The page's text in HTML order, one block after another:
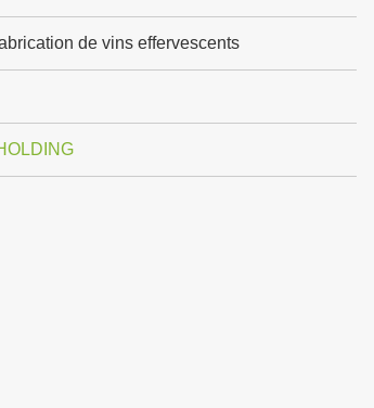
de vins effervescents